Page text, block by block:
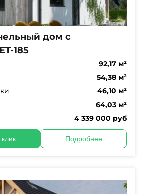
дом с
185
92,17 м²
54,38 м²
46,10 м²
64,03 м²
4 339 000 руб
Подробнее